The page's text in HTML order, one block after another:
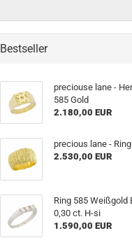
Bestseller
preciouse lane -
585 Gold
2.180,00 EUR
precious lane -
2.530,00 EUR
Ring 585 Weißgold
0,30 ct. H-si
1.590,00 EUR